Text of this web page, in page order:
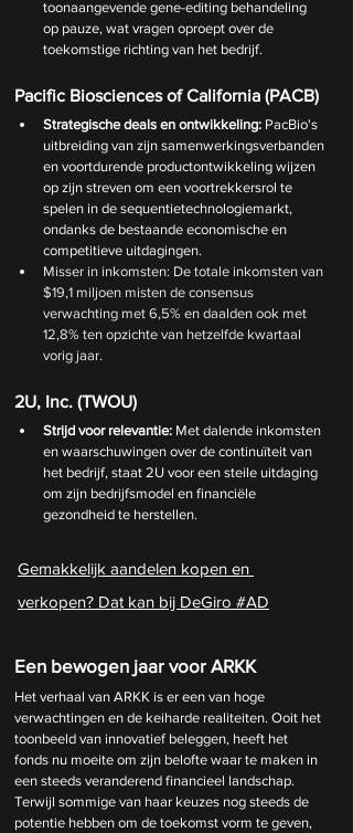
toonaangevende gene-editing behandeling
op pauze, wat vragen oproept over de
toekomstige richting van het bedrijf.
Pacific Biosciences of California (PACB)
Strategische deals en ontwikkeling: PacBio's
uitbreiding van zijn samenwerkingsverbanden
en voortdurende productontwikkeling wijzen
op zijn streven om een voortrekkersrol te
spelen in de sequentietechnologiemarkt,
ondanks de bestaande economische en
competitieve uitdagingen.
Misser in inkomsten: De totale inkomsten van
$19,1 miljoen misten de consensus
verwachting met 6,5% en daalden ook met
12,8% ten opzichte van hetzelfde kwartaal
vorig jaar.
2U, Inc. (TWOU)
Strijd voor relevantie: Met dalende inkomsten
en waarschuwingen over de continuïteit van
het bedrijf, staat 2U voor een steile uitdaging
om zijn bedrijfsmodel en financiële
gezondheid te herstellen.
Gemakkelijk aandelen kopen en
verkopen? Dat kan bij DeGiro #AD
Een bewogen jaar voor ARKK
Het verhaal van ARKK is er een van hoge
verwachtingen en de keiharde realiteiten. Ooit het
toonbeeld van innovatief beleggen, heeft het
fonds nu moeite om zijn belofte waar te maken in
een steeds veranderend financieel landschap.
Terwijl sommige van haar keuzes nog steeds de
potentie hebben om de toekomst vorm te geven,